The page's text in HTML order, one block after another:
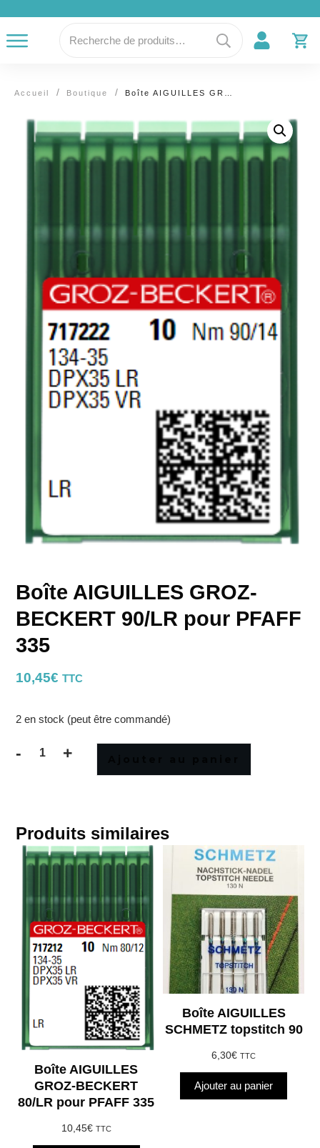
Recherche
Accueil / Boutique /
Boîte AIGUILLES GROZ-
BECKERT 90/LR pour PFAFF
335
10,45€ TTC
2 en stock (peut être commandé)
-quantité
GROZ-
BECKERT
90/LR
PFAFF
+
Produits similaires
Boîte AIGUILLES
GROZ-BECKERT
80/LR pour PFAFF 335
10,45€ TTC
Boîte AIGUILLES
SCHMETZ topstitch 90
6,30€ TTC
Ajouter au panier